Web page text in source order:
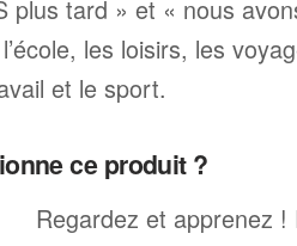
plus tard » et « nous
les loisirs, les
et le sport.
ce produit ?
Regardez et apprenez